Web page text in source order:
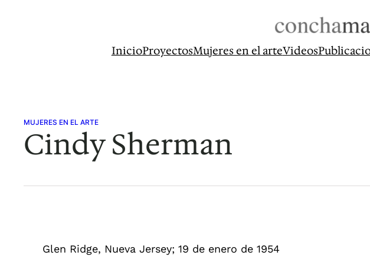
InicioProyectosMujeres en el arteVideos
MUJERES EN EL ARTE
Cindy Sherman
Glen Ridge, Nueva Jersey; 19 de enero de 1954